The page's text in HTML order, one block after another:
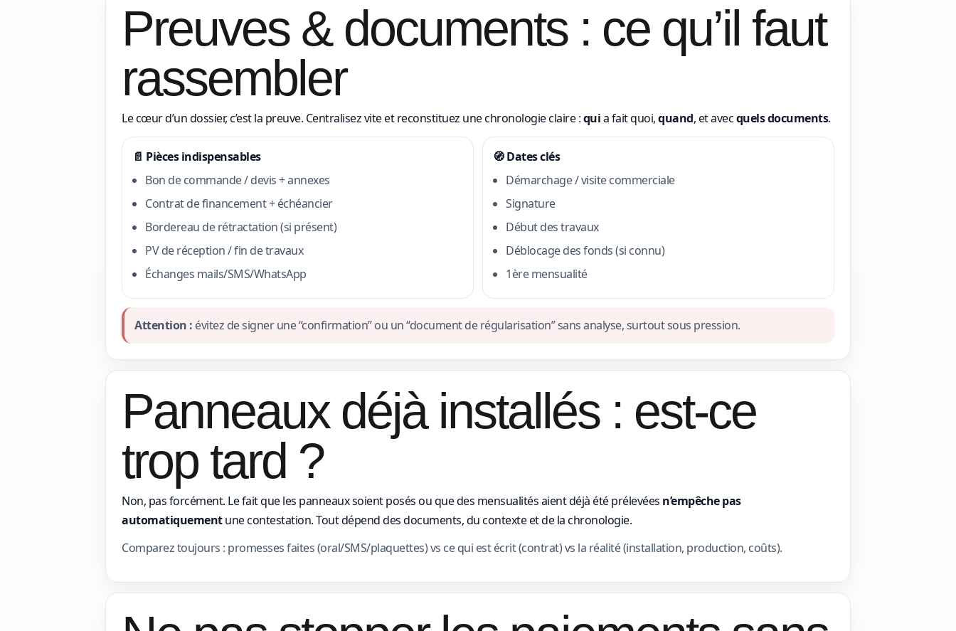
Preuves & documents : ce qu’il faut
rassembler
Le cœur d’un dossier, c’est la preuve. Centralisez vite et reconstituez une chronologie claire :quia fait quoi,quand, et avecquels documents.
📄 Pièces indispensables
Bon de commande / devis + annexes
Contrat de financement + échéancier
Bordereau de rétractation (si présent)
PV de réception / fin de travaux
Échanges mails/SMS/WhatsApp
🧭 Dates clés
Démarchage / visite commerciale
Signature
Début des travaux
Déblocage des fonds (si connu)
1ère mensualité
Attention : évitez de signer une “confirmation” ou un “document de régularisation” sans analyse, surtout sous pression.
Panneaux déjà installés : est-ce
trop tard ?
Non, pas forcément. Le fait que les panneaux soient posés ou que des mensualités aient déjà été prélevées n’empêche pas
automatiquementune contestation. Tout dépend des documents, du contexte et de la chronologie.
Comparez toujours : promesses faites (oral/SMS/plaquettes) vs ce qui est écrit (contrat) vs la réalité (installation, production, coûts).